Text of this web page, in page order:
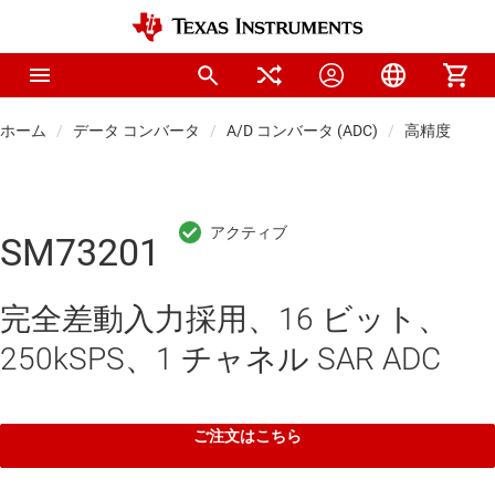
ホーム データ コンバータ A/D コンバータ (ADC) 高精度 ADC
SM73201
完全差動入力採用、16 ビット、
250kSPS、1 チャネル SAR ADC
ご注文はこちら